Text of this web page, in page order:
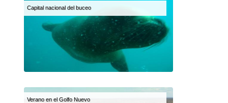
Capital nacional del buceo
Verano en el Golfo Nuevo